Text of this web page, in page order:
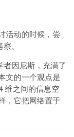
活动的时候，尝
。
者因尼斯，充满了
文的一个观点是
维之间的信息空
，它把网络置于